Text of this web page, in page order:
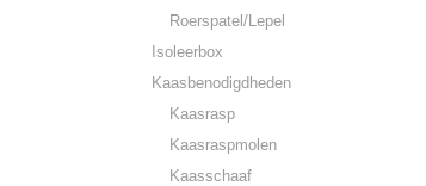
Roerspatel/Lepel
Isoleerbox
Kaasbenodigdheden
Kaasrasp
Kaasraspmolen
Kaasschaaf